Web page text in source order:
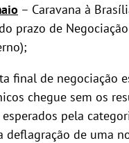
– Caravana à
prazo de
final de negociação
chegue sem os
pela
deflagração de uma